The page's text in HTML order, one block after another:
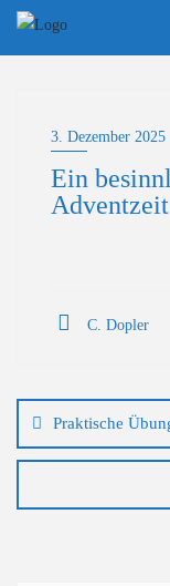
Skip
3. Dezember 2025
Ein
Adventzeit
C. Dopler
Praktische